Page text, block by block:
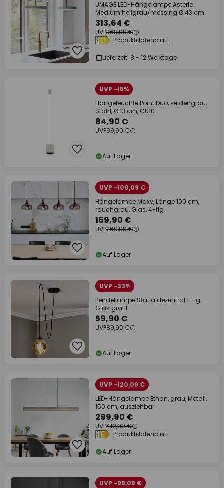
UMAGE LED-Hängelampe Asteria
Medium hellgrau/messing Ø 43 cm
313,64 €
UVP368,99 €
Produktdatenblatt
Lieferzeit: 8 - 12 Werktage
UVP -15%
Hängeleuchte Point Duo, seidengrau,
Stahl, Ø 13 cm, GU10
84,90 €
UVP99,90 €
Auf Lager
UVP -100,09 €
Hängelampe Maxy, Länge 100 cm,
rauchgrau, Glas, 4-flg.
169,90 €
UVP269,99 €
Auf Lager
UVP -33%
Pendellampe Starla dezentral 1-flg.
Glas grafit
59,90 €
UVP89,90 €
Auf Lager
UVP -120,09 €
LED-Hängelampe Ethan, grau, Metall,
150 cm, ausziehbar
299,90 €
UVP419,99 €
Produktdatenblatt
Auf Lager
UVP -99,09 €